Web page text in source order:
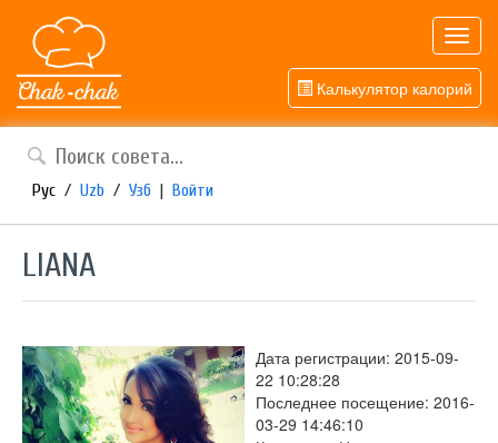
Калькулятор калорий
Рус / Uzb / Узб | Войти
LIANA
Дата регистрации: 2015-09-
22 10:28:28
Последнее посещение: 2016-
03-29 14:46:10